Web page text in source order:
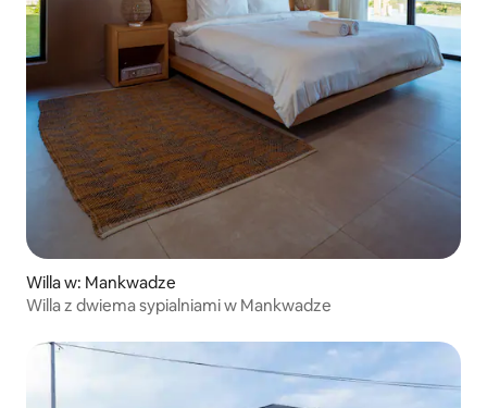
Willa w: Mankwadze
Willa z dwiema sypialniami w Mankwadze